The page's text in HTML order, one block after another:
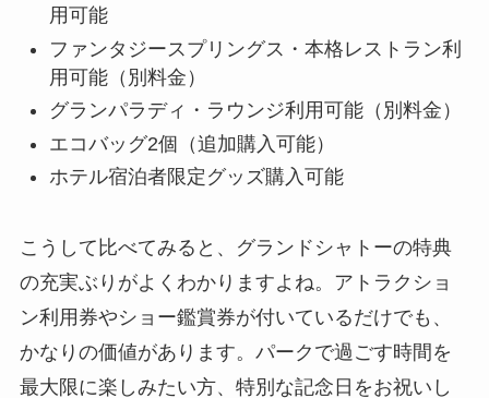
用可能
ファンタジースプリングス・本格レストラン利
用可能（別料金）
グランパラディ・ラウンジ利用可能（別料金）
エコバッグ2個（追加購入可能）
ホテル宿泊者限定グッズ購入可能
こうして比べてみると、グランドシャトーの特典
の充実ぶりがよくわかりますよね。アトラクショ
ン利用券やショー鑑賞券が付いているだけでも、
かなりの価値があります。パークで過ごす時間を
最大限に楽しみたい方、特別な記念日をお祝いし